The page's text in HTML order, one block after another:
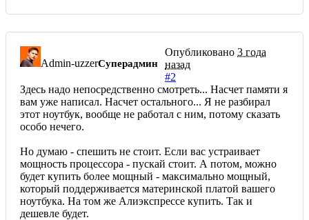
Admin-uzzerСуперадмин
Опубликовано 3 года
назад
#2
Здесь надо непосредственно смотреть... Насчет памяти я
вам уже написал. Насчет остального... Я не разбирал
этот ноутбук, вообще не работал с ним, потому сказать
особо нечего.
Но думаю - спешить не стоит. Если вас устраивает
мощность процессора - пускай стоит. А потом, можно
будет купить более мощный - максимально мощный,
который поддерживается материнской платой вашего
ноутбука. На том же Алиэкспрессе купить. Так и
дешевле будет.